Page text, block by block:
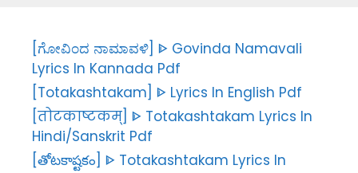
[ಗೋವಿಂದ ನಾಮಾವಳಿ] ᐈ Govinda Namavali
Lyrics In Kannada Pdf
[Totakashtakam] ᐈ Lyrics In English Pdf
[तोटकाष्टकम्] ᐈ Totakashtakam Lyrics In
Hindi/Sanskrit Pdf
[తోటకాష్టకం] ᐈ Totakashtakam Lyrics In